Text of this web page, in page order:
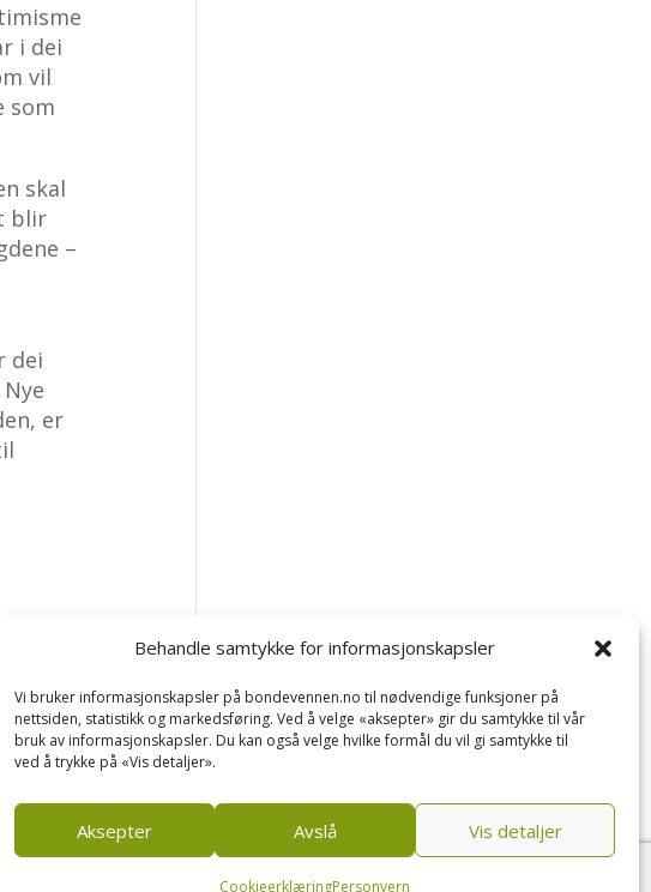
Behandle samtykke for informasjonskapsler
Vi bruker informasjonskapsler på bondevennen.no til nødvendige funksjoner på
nettsiden, statistikk og markedsføring. Ved å velge «aksepter» gir du samtykke til vår
bruk av informasjonskapsler. Du kan også velge hvilke formål du vil gi samtykke til
ved å trykke på «Vis detaljer».
Aksepter Avslå Vis detaljer
CookieerklæringPersonvern
i dei
vil
som
skal
blir
–
dei
er